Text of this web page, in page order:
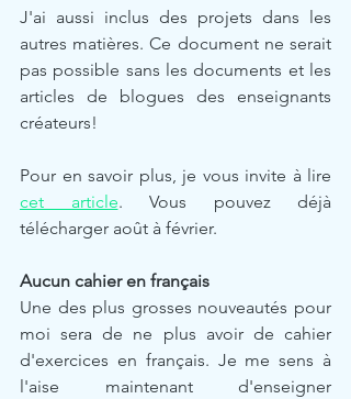
J'ai aussi inclus des projets dans les
autres matières. Ce document ne serait
pas possible sans les documents et les
articles de blogues des enseignants
créateurs!
cet article. Vous pouvez déjà
télécharger août à février.
Aucun cahier en français
Une des plus grosses nouveautés pour
moi sera de ne plus avoir de cahier
d'exercices en français. Je me sens à
l'aise maintenant d'enseigner